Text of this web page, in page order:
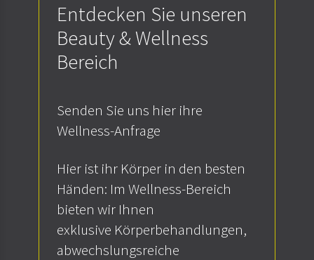
Entdecken Sie unseren
Beauty & Wellness
Bereich
Senden Sie uns hier ihre
Wellness-Anfrage
Hier ist ihr Körper in den besten
Händen: Im Wellness-Bereich
bieten wir Ihnen
exklusive Körperbehandlungen,
abwechslungsreiche